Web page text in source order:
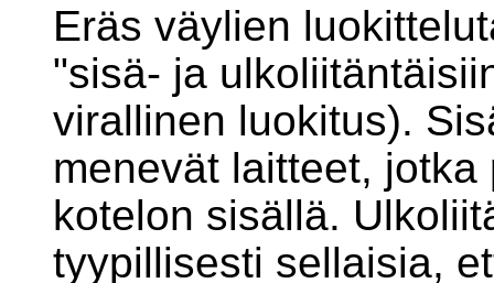
Eräs väylien
"sisä- ja
virallinen luokitus).
menevät laitteet,
kotelon sisällä.
tyypillisesti sellaisia,